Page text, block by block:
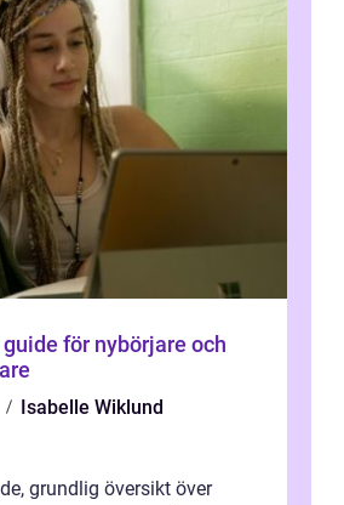
för nybörjare och
Isabelle Wiklund
grundlig översikt över